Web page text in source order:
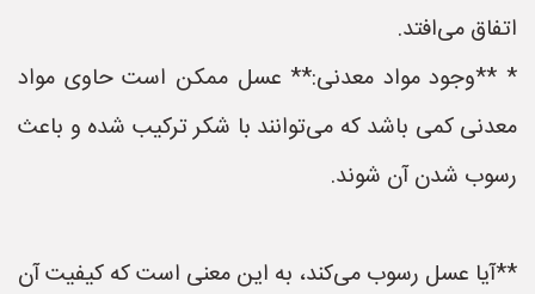
اتفاق می‌افتد.
* **وجود مواد معدنی:** عسل ممکن است حاوی مواد
معدنی کمی باشد که می‌توانند با شکر ترکیب شده و باعث
رسوب شدن آن شوند.
**آیا عسل رسوب می‌کند، به این معنی است که کیفیت آن